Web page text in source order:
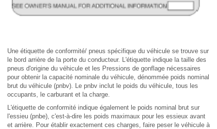
Une étiquette de conformité/ pneus spécifique du véhicule se trouve sur
le bord arrière de la porte du conducteur. L'étiquette indique la taille des
pneus d'origine du véhicule et les Pressions de gonflage nécessaires
pour obtenir la capacité nominale du véhicule, dénommée poids nominal
brut du véhicule (pnbv). Le pnbv inclut le poids du véhicule, tous les
occupants, le carburant et la charge.
L'étiquette de conformité indique également le poids nominal brut sur
l'essieu (pnbe), c'est-à-dire les poids maximaux pour les essieux avant
et arrière. Pour établir exactement ces charges, faire peser le véhicule à